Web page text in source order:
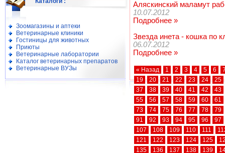
Зоомагазины и аптеки
Ветеринарные клиники
Гостиницы для животных
Приюты
Ветеринарные лаборатории
Каталог ветеринарных препаратов
Ветеринарные ВУЗы
Аляскинский маламут
10.07.2012
Подробнее »
Звезда инета - кошка по
06.07.2012
Подробнее »
« Назад 1 2 3 4 5 6
19
20 21 22 23 24
25
37
38 39 40 41 42
43
55
56 57 58 59 60
61
73
74 75 76 77 78
79
91
92 93 94 95 96
97
107
108 109 110 111
121
122 123 124 125
135
136 137 138 139